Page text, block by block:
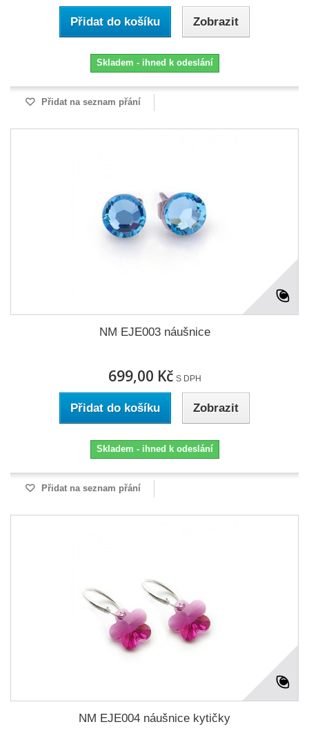
Přidat do košíku Zobrazit
Skladem - ihned k odeslání
Přidat na seznam přání
NM EJE003 náušnice
699,00 Kč S DPH
Přidat do košíku Zobrazit
Skladem - ihned k odeslání
Přidat na seznam přání
NM EJE004 náušnice kytičky